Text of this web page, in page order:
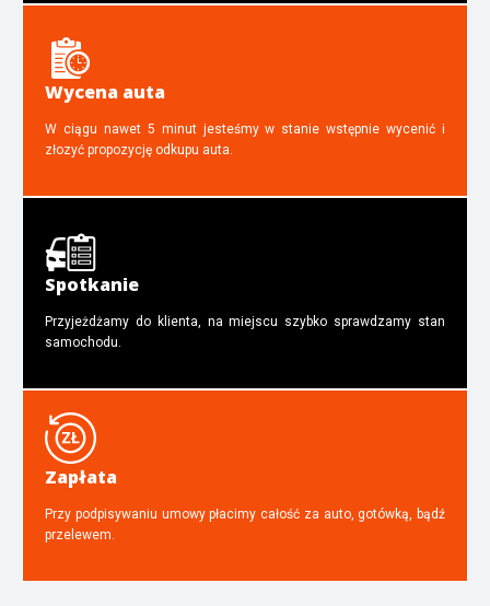
Wycena auta
W ciągu nawet 5 minut jesteśmy w stanie wstępnie wycenić i
złozyć propozycję odkupu auta.
Spotkanie
Przyjeżdżamy do klienta, na miejscu szybko sprawdzamy stan
samochodu.
Zapłata
Przy podpisywaniu umowy płacimy całość za auto, gotówką, bądź
przelewem.